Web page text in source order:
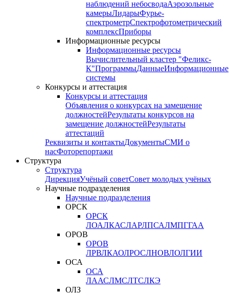
наблюдений небосводаАэрозольные
камерыЛидарыФурье-
спектрометрСпектрофотометрический
комплексПриборы
Информационные ресурсы
Информационные ресурсы
Вычислительный кластер "Феликс-
К"ПрограммыДанныеИнформационные
системы
Конкурсы и аттестация
Конкурсы и аттестация
Объявления о конкурсах на замещение
должностейРезультаты конкурсов на
замещение должностейРезультаты
аттестаций
Реквизиты и контактыДокументыСМИ о
насФоторепортажи
Структура
Структура
ДирекцияУчёный советСовет молодых учёных
Научные подразделения
Научные подразделения
ОРСК
ОРСК
ЛОАЛКАСЛАРЛПСАЛМПГГАА
ОРОВ
ОРОВ
ЛРВЛКАОЛРОСЛНОВЛОЛГИИ
ОСА
ОСА
ЛААСЛМСЛТСЛКЭ
ОЛЗ